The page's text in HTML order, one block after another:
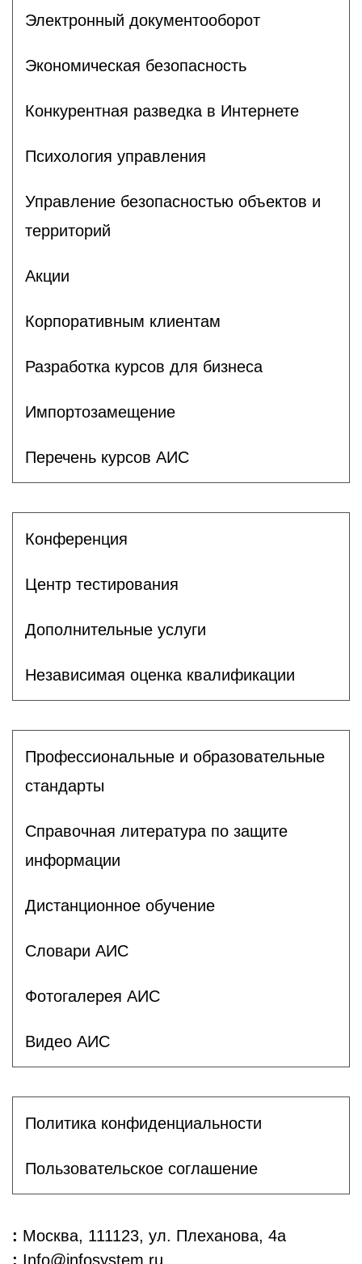
Электронный документооборот
Экономическая безопасность
Конкурентная разведка в Интернете
Психология управления
Управление безопасностью объектов и
территорий
Акции
Корпоративным клиентам
Разработка курсов для бизнеса
Импортозамещение
Перечень курсов АИС
Конференция
Центр тестирования
Дополнительные услуги
Независимая оценка квалификации
Профессиональные и образовательные
стандарты
Справочная литература по защите
информации
Дистанционное обучение
Словари АИС
Фотогалерея АИС
Видео АИС
Политика конфиденциальности
Пользовательское соглашение
: Москва, 111123, ул. Плеханова, 4а
: Info@infosystem.ru